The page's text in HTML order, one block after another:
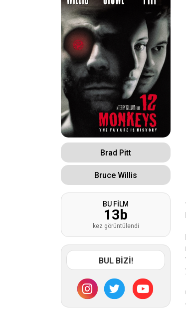
Brad Pitt
Bruce Willis
BU FİLM
13b
kez görüntülendi
BUL BİZİ!